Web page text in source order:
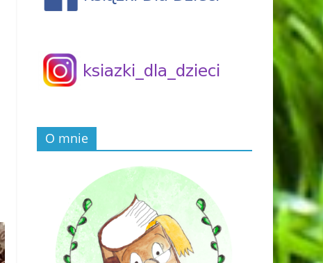
O mnie